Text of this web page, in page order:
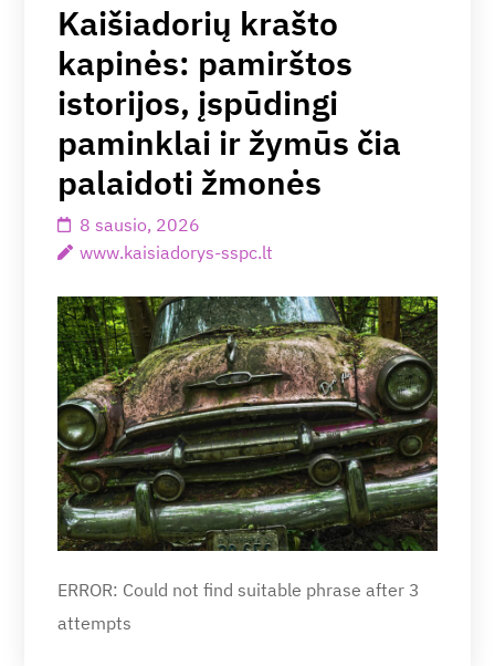
Kaišiadorių krašto
kapinės: pamirštos
istorijos, įspūdingi
paminklai ir žymūs čia
palaidoti žmonės
8 sausio, 2026
www.kaisiadorys-sspc.lt
ERROR: Could not find suitable phrase after 3
attempts